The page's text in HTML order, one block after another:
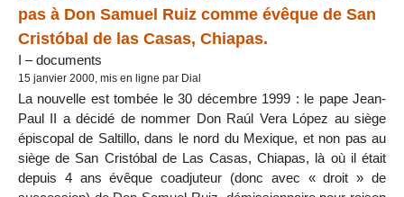
pas à Don Samuel Ruiz comme évêque de San
Cristóbal de las Casas, Chiapas.
I – documents
15 janvier 2000, mis en ligne par Dial
La nouvelle est tombée le 30 décembre 1999 : le pape Jean-
Paul II a décidé de nommer Don Raúl Vera López au siège
épiscopal de Saltillo, dans le nord du Mexique, et non pas au
siège de San Cristóbal de Las Casas, Chiapas, là où il était
depuis 4 ans évêque coadjuteur (donc avec « droit » de